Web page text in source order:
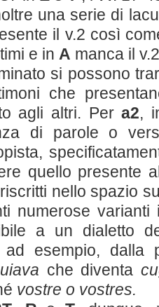
una serie di
il v.2 così
e in A manca il
si possono
che
agli altri. Pera2,
di parole o
quello presente
nello spazio
numerose varianti
a un dialetto
esempio, dalla
che diventa
vostre o vostres.